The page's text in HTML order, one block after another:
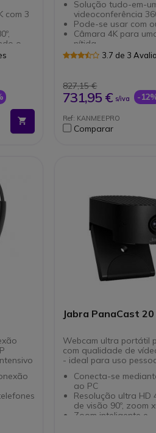
com 3
o
de
e
Solução tudo-em-
videoconferência
Pode-se usar com
Câmara 4K para
nítida
Enfoque
som HD
Sistema Android
experiência prática
Conexões HDMI,
RJ45
Compatível com
3.7 de 3
827,15 €
731,95 € s/iva -
Ref: KANMEEPRO
Comparar
Jabra PanaCast 20
Webcam ultra portátil
com qualidade de
- ideal para uso
Conecta-se
ao PC
Resolução ultra HD
de visão 90º, zoom
Zoom inteligente e